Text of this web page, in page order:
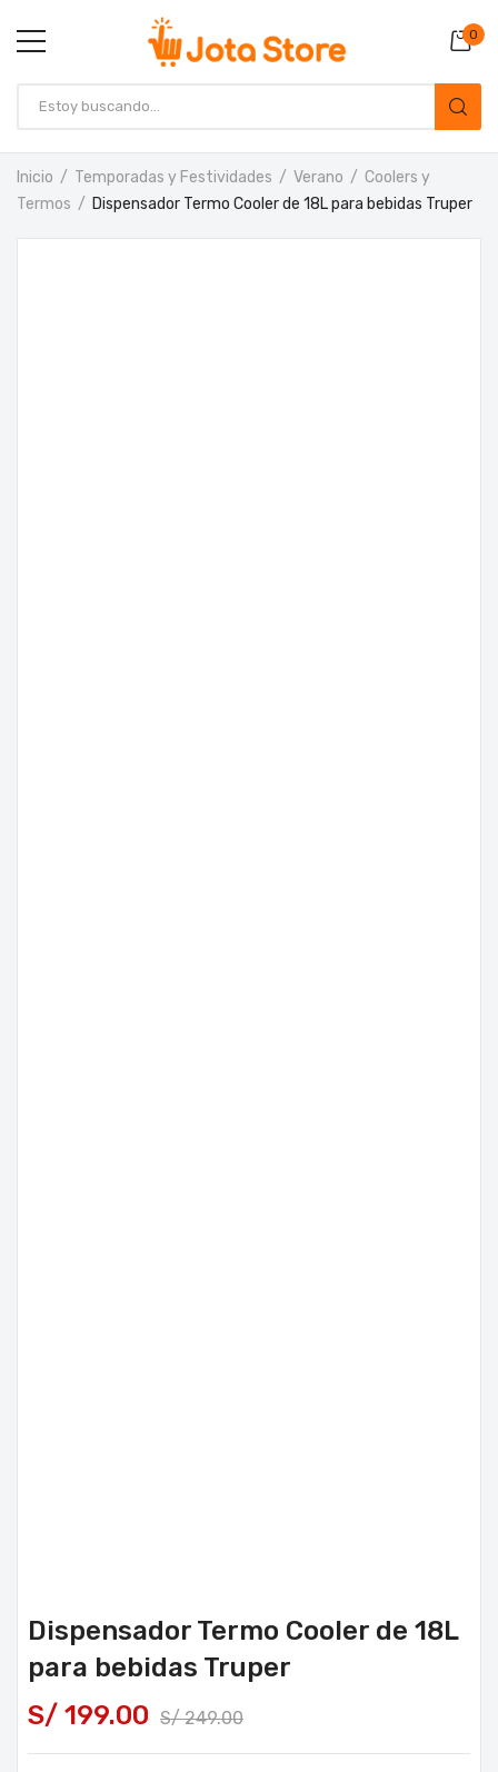
0
Inicio Temporadas y Festividades Verano
Coolers y
Termos
Dispensador Termo Cooler de 18L para bebidas Truper
Dispensador Termo Cooler de 18L
para bebidas Truper
S/249.00
S/ 199.00